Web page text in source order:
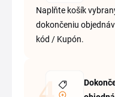
Naplňte košík
dokončeniu
kód / Kupón.